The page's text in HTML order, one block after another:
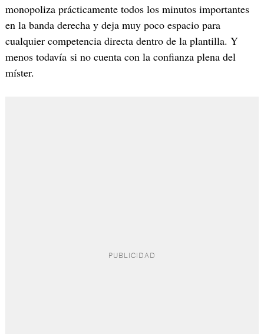
monopoliza prácticamente todos los minutos importantes
en la banda derecha y deja muy poco espacio para
cualquier competencia directa dentro de la plantilla. Y
menos todavía si no cuenta con la confianza plena del
míster.